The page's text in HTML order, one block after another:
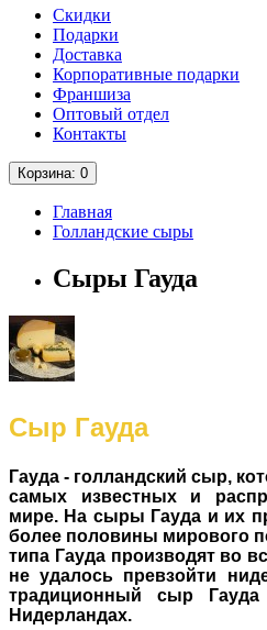
Скидки
Подарки
Доставка
Корпоративные подарки
Франшиза
Оптовый отдел
Контакты
Корзина: 0
Главная
Голландские сыры
Сыры Гауда
Сыр Гауда
Гауда - голландский сыр,
самых известных и
мире. На сыры Гауда и их
более половины мирового
типа Гауда производят во
не удалось превзойти
традиционный сыр
Нидерландах.